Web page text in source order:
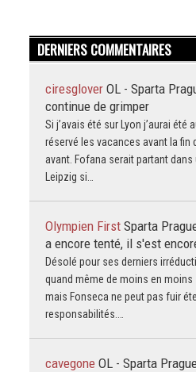
DERNIERS COMMENTAIRES
ciresglover OL - Sparta
continue de grimper
Si j’avais été sur Lyon j’aurai été
réservé les vacances avant la fin
avant. Fofana serait partant
Leipzig si…
Olympien First Sparta
a encore tenté, il s'est
Désolé pour ses derniers
quand même de moins en
mais Fonseca ne peut pas fuir
responsabilités.…
cavegone OL - Sparta